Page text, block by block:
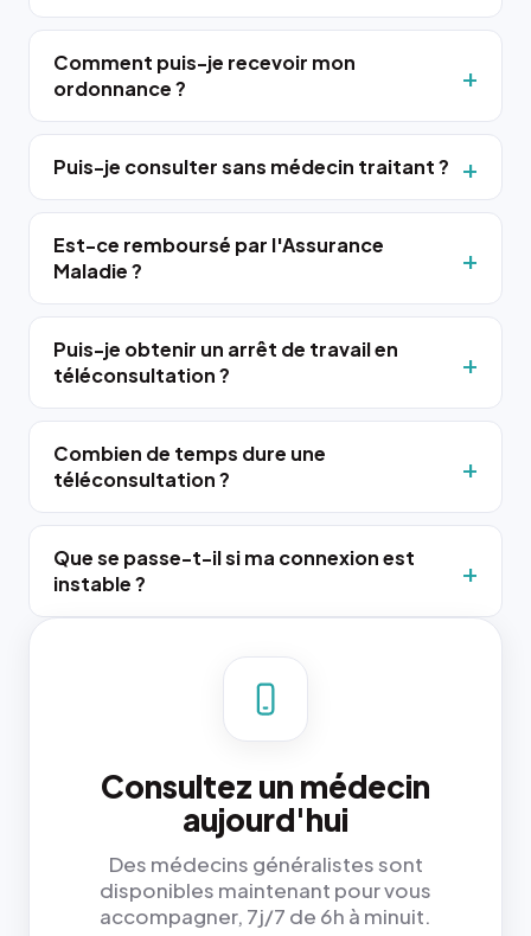
Comment puis-je recevoir mon
ordonnance ?
Puis-je consulter sans médecin traitant ?
Est-ce remboursé par l'Assurance
Maladie ?
Puis-je obtenir un arrêt de travail en
téléconsultation ?
Combien de temps dure une
téléconsultation ?
Que se passe-t-il si ma connexion est
instable ?
Consultez un médecin
aujourd'hui
Des médecins généralistes sont
disponibles maintenant pour vous
accompagner, 7j/7 de 6h à minuit.